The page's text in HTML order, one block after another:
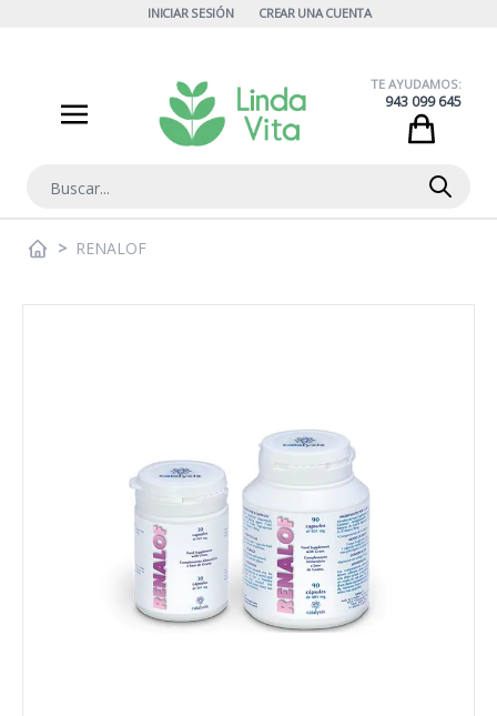
INICIAR SESIÓN CREAR UNA CUENTA
Buscar
TE AYUDAMOS:
943 099 645
> RENALOF